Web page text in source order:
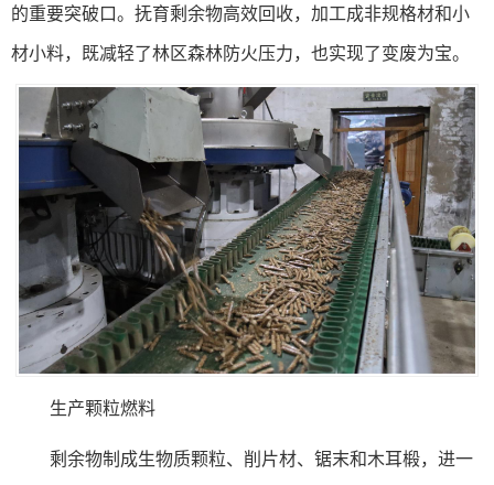
的重要突破口。抚育剩余物高效回收，加工成非规格材和小
材小料，既减轻了林区森林防火压力，也实现了变废为宝。
生产颗粒燃料
剩余物制成生物质颗粒、削片材、锯末和木耳椴，进一